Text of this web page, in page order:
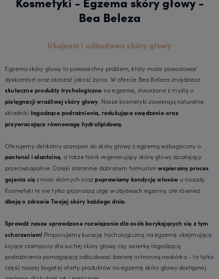
Bea Beleza
Ukojenie i odbudowa skóry głowy
Egzema skóry głowy to powszechny problem, który może powodować
dyskomfort oraz obniżać jakość życia. W ofercie Bea Beleza znajdziesz
skuteczne produkty trychologiczne na egzemę, stworzone z myślą o
pielęgnacji wrażliwej skóry głowy . Nasze kosmetyki zawierają naturalne
składnikiłagodzące podrażnienia, redukujące swędzenie oraz
przywracające równowagę hydrolipidową.
Oferujemy delikatny szampon do skóry głowy z egzemą wzbogacony o
pantenol i alantoinę, a także tonik regenerujący skórę głowy działający
przeciwzapalnie. Dzięki starannie dobranym formułomwspieramy proces
gojenia sięzmian skórnych orazpoprawiamy kondycję włosów u nasady.
Kosmetyki te nie tylko przynoszą ulgę w objawach egzemy, ale również
dbają o zdrowie Twojej skóry każdego dnia.
Sprawdź nasze sprawdzone rozwiązania dla osób borykających się z tym
schorzeniem! Proponujemy kurację trychologiczną na egzemę obejmującą
kojące szampony dla suchej skóry głowy czy wcierkę łagodzącą
podrażnienia pomagającą odbudować barierę ochronną naskórka – to tylko
część naszej bogatej oferty produktów na egzemę skóry głowy dostępnej